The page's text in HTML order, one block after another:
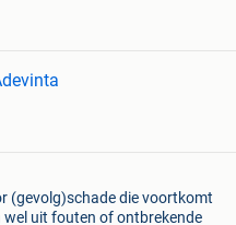
(gevolg)schade die voortkomt
wel uit fouten of ontbrekende